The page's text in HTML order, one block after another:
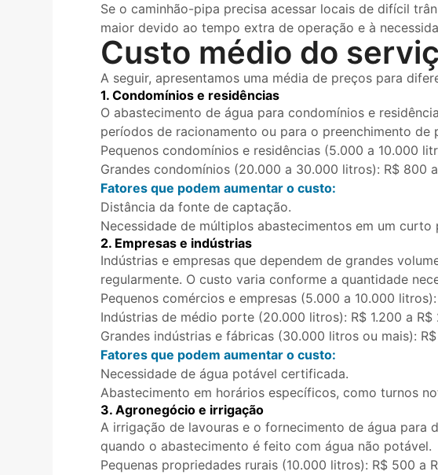
Se o caminhão-pipa precisa acessar locais de difícil
maior devido ao tempo extra de operação e à
Custo médio do
A seguir, apresentamos uma média de preços para
1. Condomínios e residências
O abastecimento de água para condomínios e
períodos de racionamento ou para o preenchimento de
Pequenos condomínios e residências (5.000 a 10.000
Grandes condomínios (20.000 a 30.000 litros): R$ 800
Fatores que podem aumentar o custo:
Distância da fonte de captação.
Necessidade de múltiplos abastecimentos em um curto
2. Empresas e indústrias
Indústrias e empresas que dependem de grandes
regularmente. O custo varia conforme a quantidade
Pequenos comércios e empresas (5.000 a 10.000
Indústrias de médio porte (20.000 litros): R$ 1.200 a R$
Grandes indústrias e fábricas (30.000 litros ou mais):
Fatores que podem aumentar o custo:
Necessidade de água potável certificada.
Abastecimento em horários específicos, como turnos
3. Agronegócio e irrigação
A irrigação de lavouras e o fornecimento de água para
quando o abastecimento é feito com água não potável.
Pequenas propriedades rurais (10.000 litros): R$ 500 a